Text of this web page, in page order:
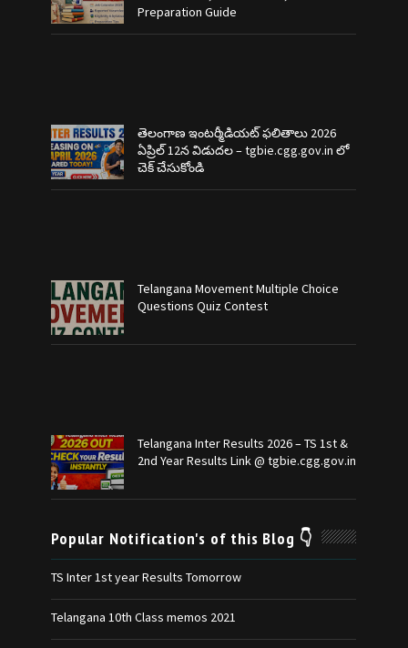
Preparation Guide
తెలంగాణ ఇంటర్మీడియట్ ఫలితాలు 2026
ఏప్రిల్ 12న విడుదల – tgbie.cgg.gov.in లో
చెక్ చేసుకోండి
Telangana Movement Multiple Choice
Questions Quiz Contest
Telangana Inter Results 2026 – TS 1st &
2nd Year Results Link @ tgbie.cgg.gov.in
Popular Notification's of this Blog 👇
TS Inter 1st year Results Tomorrow
Telangana 10th Class memos 2021